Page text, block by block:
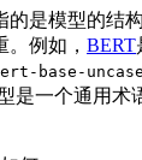
是模型的结
例如， BERT
base-
是一个通用术